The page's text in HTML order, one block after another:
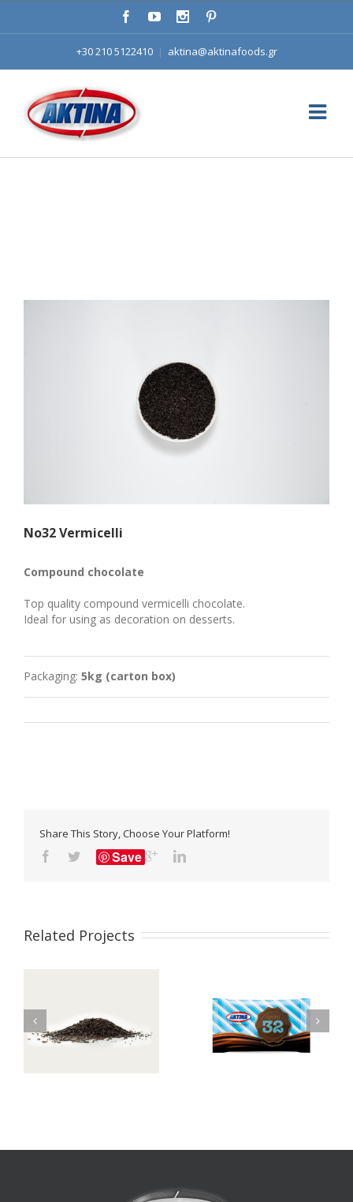
+30 210 5122410 | aktina@aktinafoods.gr
Νο32 Vermicelli
Compound chocolate
Top quality compound vermicelli chocolate.
Ideal for using as decoration on desserts.
Packaging: 5kg (carton box)
Share This Story, Choose Your Platform!
Save
Related Projects
Νο32 Special
Compound Chocolate
Νο27 Compound
Chocolate